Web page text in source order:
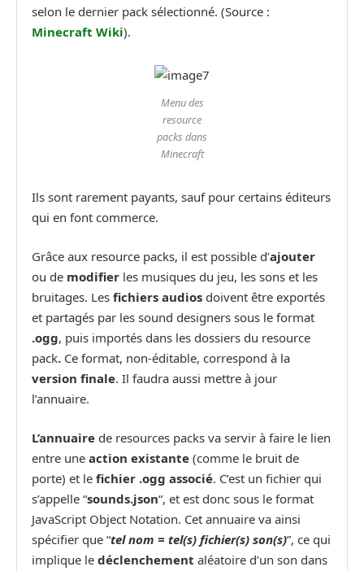
selon le dernier pack sélectionné. (Source :
Minecraft Wiki).
Menu des
resource
packs dans
Minecraft
Ils sont rarement payants, sauf pour certains éditeurs
qui en font commerce.
Grâce aux resource packs, il est possible d’ajouter
ou de modifier les musiques du jeu, les sons et les
bruitages. Les fichiers audios doivent être exportés
et partagés par les sound designers sous le format
.ogg, puis importés dans les dossiers du resource
pack. Ce format, non-éditable, correspond à la
version finale. Il faudra aussi mettre à jour
l’annuaire.
L’annuaire de resources packs va servir à faire le lien
entre une action existante (comme le bruit de
porte) et le fichier .ogg associé. C’est un fichier qui
s’appelle “sounds.json“, et est donc sous le format
JavaScript Object Notation. Cet annuaire va ainsi
spécifier que “tel nom = tel(s) fichier(s) son(s)”, ce qui
implique le déclenchement aléatoire d’un son dans